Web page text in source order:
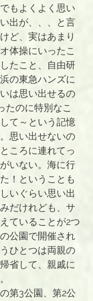
もよくよく思い
出が、、、と言
ど、実はあまり
体操にいったこ
たこと、自由研
の東急ハンズに
は思い出せるの
たのに特別なこ
て～という記憶
思い出せないの
ころに連れてっ
いない。海に行
！ということも
いぐらい思い出
だけれども、サ
ていることが2つ
公園で開催され
ひとつは両親の
省して、親戚に
第3公園、第2公